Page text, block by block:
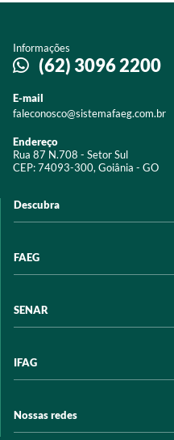
Informações
(62) 3096 2200
E-mail
faleconosco@sistemafaeg.com.br
Endereço
Rua 87 N.708 - Setor Sul
CEP: 74093-300, Goiânia - GO
Descubra
Acervo digital
Programas e Serviços
Trabalhe conosco
FAEG
Transparência
SENAR
Transparência
Arrecadação
IFAG
Programas e Serviços
Nossas redes